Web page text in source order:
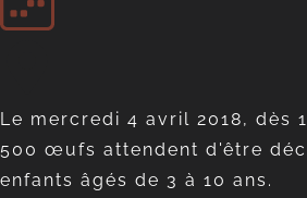
Le mercredi 4 avril 2018, dès
500 œufs attendent d'être
enfants âgés de 3 à 10 ans.